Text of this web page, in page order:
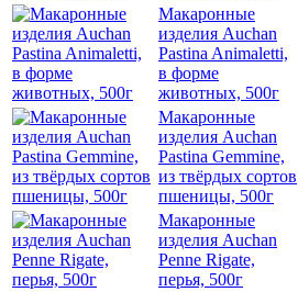
Макаронные
изделия Auchan
Pastina Animaletti,
в форме
животных, 500г
Макаронные
изделия Auchan
Pastina Gemmine,
из твёрдых сортов
пшеницы, 500г
Макаронные
изделия Auchan
Penne Rigate,
перья, 500г